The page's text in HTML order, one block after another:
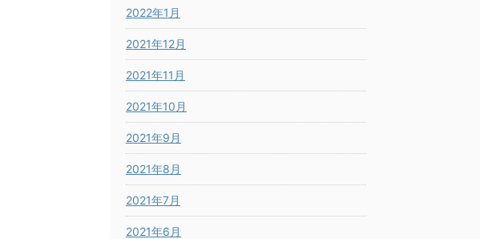
2022年1月
2021年12月
2021年11月
2021年10月
2021年9月
2021年8月
2021年7月
2021年6月